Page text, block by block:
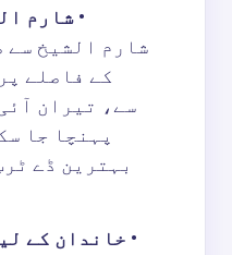
• شارم
شارم الشيخ سے
کے فاصلے
سے، تیران
پہنچا جا
بہترین ڈے
• خاندان کے